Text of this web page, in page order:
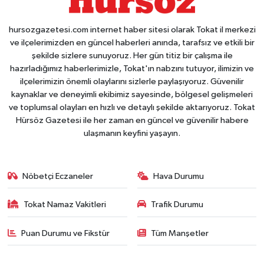
hursozgazetesi.com internet haber sitesi olarak Tokat il merkezi
ve ilçelerimizden en güncel haberleri anında, tarafsız ve etkili bir
şekilde sizlere sunuyoruz. Her gün titiz bir çalışma ile
hazırladığımız haberlerimizle, Tokat'ın nabzını tutuyor, ilimizin ve
ilçelerimizin önemli olaylarını sizlerle paylaşıyoruz. Güvenilir
kaynaklar ve deneyimli ekibimiz sayesinde, bölgesel gelişmeleri
ve toplumsal olayları en hızlı ve detaylı şekilde aktarıyoruz. Tokat
Hürsöz Gazetesi ile her zaman en güncel ve güvenilir habere
ulaşmanın keyfini yaşayın.
Nöbetçi Eczaneler Hava Durumu
Tokat Namaz Vakitleri Trafik Durumu
Puan Durumu ve Fikstür Tüm Manşetler